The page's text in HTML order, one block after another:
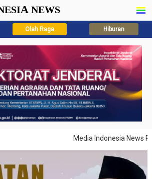
A NEWS
Olah Raga Hiburan
Media Indonesia News Pilar